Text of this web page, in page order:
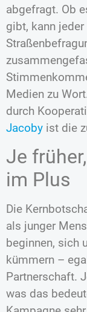
abgefragt. Ob
gibt, kann
Medien zu
durch
Jacoby ist die
Je
im Plus
Die
als junger
beginnen, sich
kümmern –
Partnerschaft.
was das